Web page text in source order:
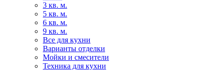
3 кв. м.
5 кв. м.
6 кв. м.
9 кв. м.
Все для кухни
Варианты отделки
Мойки и смесители
Техника для кухни